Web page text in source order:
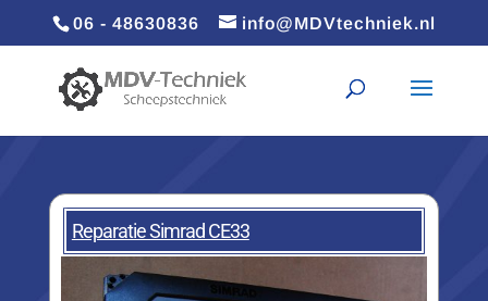
06 - 48630836 info@MDVtechniek.nl
Reparatie Simrad CE33